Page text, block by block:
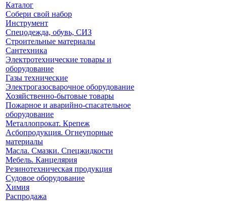
Каталог
Собери свой набор
Инструмент
Спецодежда, обувь, СИЗ
Строительные материалы
Сантехника
Электротехнические товары и
оборудование
Газы технические
Электрогазосварочное оборудование
Хозяйственно-бытовые товары
Пожарное и аварийно-спасательное
оборудование
Металлопрокат. Крепеж
Асбопродукция. Огнеупорные
материалы
Масла. Смазки. Спецжидкости
Мебель. Канцелярия
Резинотехническая продукция
Судовое оборудование
Химия
Распродажа